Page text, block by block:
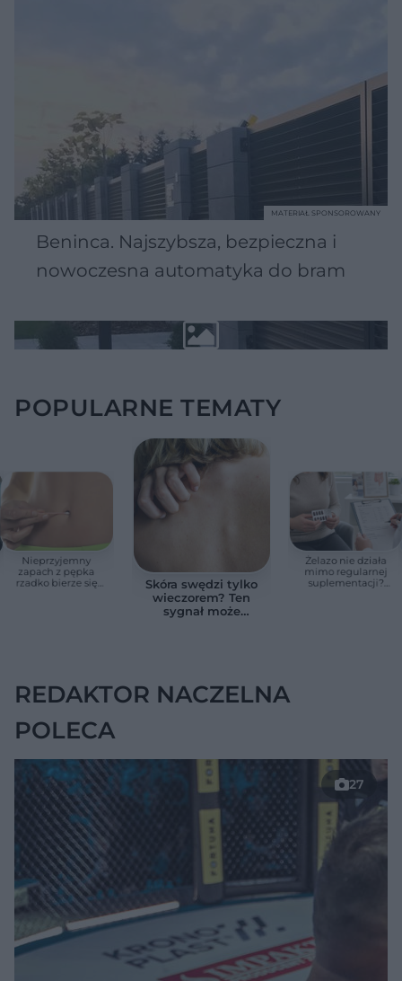
Beninca. Najszybsza, bezpieczna i
nowoczesna automatyka do bram
MATERIAŁ SPONSOROWANY
POPULARNE TEMATY
Nieprzyjemny
zapach z pępka
rzadko bierze się
Skóra swędzi tylko
wieczorem? Ten
sygnał może
Żelazo nie działa
mimo regularnej
suplementacji?
REDAKTOR NACZELNA
POLECA
27